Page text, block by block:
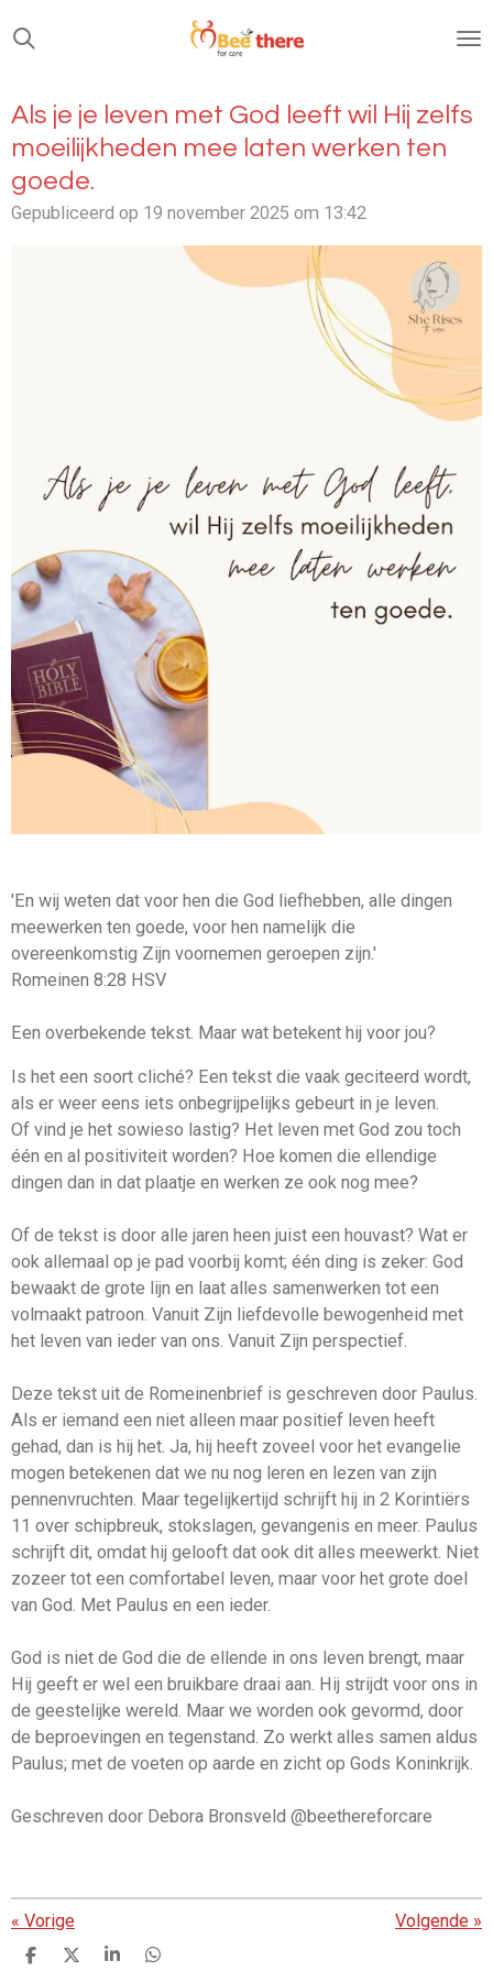
Ga
direct
de
hoofdinhoud
Als je je leven met God leeft wil Hij zelfs
moeilijkheden mee laten werken ten
goede.
Gepubliceerd op 19 november 2025 om 13:42
'En wij weten dat voor hen die God liefhebben, alle dingen
meewerken ten goede, voor hen namelijk die
overeenkomstig Zijn voornemen geroepen zijn.'
Romeinen 8:28 HSV
Een overbekende tekst. Maar wat betekent hij voor jou?
Is het een soort cliché? Een tekst die vaak geciteerd wordt,
als er weer eens iets onbegrijpelijks gebeurt in je leven.
Of vind je het sowieso lastig? Het leven met God zou toch
één en al positiviteit worden? Hoe komen die ellendige
dingen dan in dat plaatje en werken ze ook nog mee?
Of de tekst is door alle jaren heen juist een houvast? Wat er
ook allemaal op je pad voorbij komt; één ding is zeker: God
bewaakt de grote lijn en laat alles samenwerken tot een
volmaakt patroon. Vanuit Zijn liefdevolle bewogenheid met
het leven van ieder van ons. Vanuit Zijn perspectief.
Deze tekst uit de Romeinenbrief is geschreven door Paulus.
Als er iemand een niet alleen maar positief leven heeft
gehad, dan is hij het. Ja, hij heeft zoveel voor het evangelie
mogen betekenen dat we nu nog leren en lezen van zijn
pennenvruchten. Maar tegelijkertijd schrijft hij in 2 Korintiërs
11 over schipbreuk, stokslagen, gevangenis en meer. Paulus
schrijft dit, omdat hij gelooft dat ook dit alles meewerkt. Niet
zozeer tot een comfortabel leven, maar voor het grote doel
van God. Met Paulus en een ieder.
God is niet de God die de ellende in ons leven brengt, maar
Hij geeft er wel een bruikbare draai aan. Hij strijdt voor ons in
de geestelijke wereld. Maar we worden ook gevormd, door
de beproevingen en tegenstand. Zo werkt alles samen aldus
Paulus; met de voeten op aarde en zicht op Gods Koninkrijk.
Geschreven door Debora Bronsveld @beethereforcare
« Vorige Volgende »
D
D
S
D